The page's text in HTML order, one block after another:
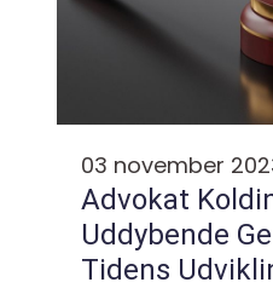
03 november
Advokat
Uddybende
Tidens